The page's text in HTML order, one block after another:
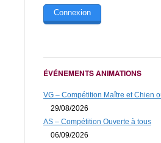
* Obligatoire
ÉVÉNEMENTS ANIMATIONS
VG – Compétition Maître et Chien
29/08/2026
AS – Compétition Ouverte à tous
06/09/2026